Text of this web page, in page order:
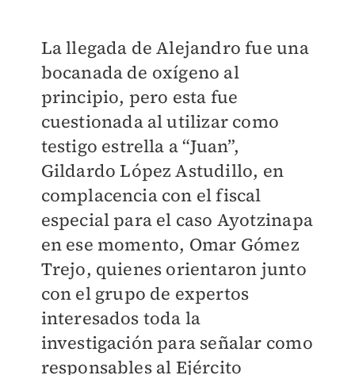
La llegada de Alejandro fue una
bocanada de oxígeno al
principio, pero esta fue
cuestionada al utilizar como
testigo estrella a “Juan”,
Gildardo López Astudillo, en
complacencia con el fiscal
especial para el caso Ayotzinapa
en ese momento, Omar Gómez
Trejo, quienes orientaron junto
con el grupo de expertos
interesados toda la
investigación para señalar como
responsables al Ejército